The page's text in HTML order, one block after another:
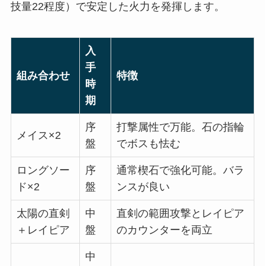
技量22程度）で安定した火力を発揮します。
組み合わせ
入
手
時
期
特徴
メイス×2
序
盤
打撃属性で万能。石の指輪
でボスも怯む
ロングソー
ド×2
序
盤
通常楔石で強化可能。バラ
ンスが良い
太陽の直剣
＋レイピア
中
盤
直剣の範囲攻撃とレイピア
のカウンターを両立
中